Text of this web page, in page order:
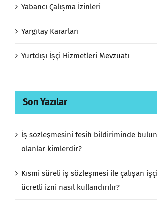
Yabancı Çalışma İzinleri
Yargıtay Kararları
Yurtdışı İşçi Hizmetleri Mevzuatı
Son Yazılar
İş sözleşmesini fesih bildiriminde
olanlar kimlerdir?
Kısmi süreli iş sözleşmesi ile çalışan
ücretli izni nasıl kullandırılır?